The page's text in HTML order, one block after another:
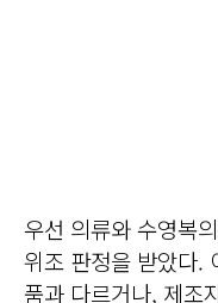
우선 의류와 수영복
위조 판정을 받았다.
품과 다르거나, 제조